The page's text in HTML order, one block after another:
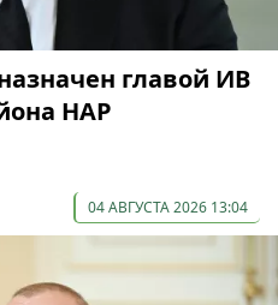
главой ИВ
НАР
04 АВГУСТА 2026 13:04